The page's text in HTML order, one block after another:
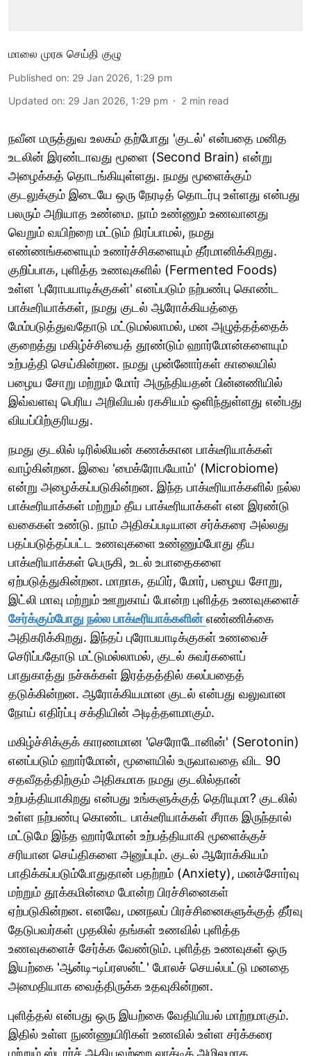
மாலை முரசு செய்தி குழு
Published on: 29 Jan 2026, 1:29 pm
Updated on: 29 Jan 2026, 1:29 pm 2 min read
நவீன மருத்துவ உலகம் தற்போது 'குடல்' என்பதை மனித
உடலின் இரண்டாவது மூளை (Second Brain) என்று
அழைக்கத் தொடங்கியுள்ளது. நமது மூளைக்கும்
குடலுக்கும் இடையே ஒரு நேரடித் தொடர்பு உள்ளது என்பது
பலரும் அறியாத உண்மை. நாம் உண்ணும் உணவானது
வெறும் வயிற்றை மட்டும் நிரப்பாமல், நமது
எண்ணங்களையும் உணர்ச்சிகளையும் தீர்மானிக்கிறது.
குறிப்பாக, புளித்த உணவுகளில் (Fermented Foods)
உள்ள 'புரோபயாடிக்குகள்' எனப்படும் நற்பண்பு கொண்ட
பாக்டீரியாக்கள், நமது குடல் ஆரோக்கியத்தை
மேம்படுத்துவதோடு மட்டுமல்லாமல், மன அழுத்தத்தைக்
குறைத்து மகிழ்ச்சியைத் தூண்டும் ஹார்மோன்களையும்
உற்பத்தி செய்கின்றன. நமது முன்னோர்கள் காலையில்
பழைய சோறு மற்றும் மோர் அருந்தியதன் பின்னணியில்
இவ்வளவு பெரிய அறிவியல் ரகசியம் ஒளிந்துள்ளது என்பது
வியப்பிற்குரியது.
நமது குடலில் டிரில்லியன் கணக்கான பாக்டீரியாக்கள்
வாழ்கின்றன. இவை 'மைக்ரோபயோம்' (Microbiome)
என்று அழைக்கப்படுகின்றன. இந்த பாக்டீரியாக்களில் நல்ல
பாக்டீரியாக்கள் மற்றும் தீய பாக்டீரியாக்கள் என இரண்டு
வகைகள் உண்டு. நாம் அதிகப்படியான சர்க்கரை அல்லது
பதப்படுத்தப்பட்ட உணவுகளை உண்ணும்போது தீய
பாக்டீரியாக்கள் பெருகி, உடல் உபாதைகளை
ஏற்படுத்துகின்றன. மாறாக, தயிர், மோர், பழைய சோறு,
இட்லி மாவு மற்றும் ஊறுகாய் போன்ற புளித்த உணவுகளைச்
சேர்க்கும்போது நல்ல பாக்டீரியாக்களின் எண்ணிக்கை
அதிகரிக்கிறது. இந்தப் புரோபயாடிக்குகள் உணவைச்
செரிப்பதோடு மட்டுமல்லாமல், குடல் சுவர்களைப்
பாதுகாத்து நச்சுக்கள் இரத்தத்தில் கலப்பதைத்
தடுக்கின்றன. ஆரோக்கியமான குடல் என்பது வலுவான
நோய் எதிர்ப்பு சக்தியின் அடித்தளமாகும்.
மகிழ்ச்சிக்குக் காரணமான 'செரோடோனின்' (Serotonin)
எனப்படும் ஹார்மோன், மூளையில் உருவாவதை விட 90
சதவீதத்திற்கும் அதிகமாக நமது குடலில்தான்
உற்பத்தியாகிறது என்பது உங்களுக்குத் தெரியுமா? குடலில்
உள்ள நற்பண்பு கொண்ட பாக்டீரியாக்கள் சீராக இருந்தால்
மட்டுமே இந்த ஹார்மோன் உற்பத்தியாகி மூளைக்குச்
சரியான செய்திகளை அனுப்பும். குடல் ஆரோக்கியம்
பாதிக்கப்படும்போதுதான் பதற்றம் (Anxiety), மனச்சோர்வு
மற்றும் தூக்கமின்மை போன்ற பிரச்சினைகள்
ஏற்படுகின்றன. எனவே, மனநலப் பிரச்சினைகளுக்குத் தீர்வு
தேடுபவர்கள் முதலில் தங்கள் உணவில் புளித்த
உணவுகளைச் சேர்க்க வேண்டும். புளித்த உணவுகள் ஒரு
இயற்கை 'ஆன்டி-டிப்ரஸன்ட்' போலச் செயல்பட்டு மனதை
அமைதியாக வைத்திருக்க உதவுகின்றன.
புளித்தல் என்பது ஒரு இயற்கை வேதியியல் மாற்றமாகும்.
இதில் உள்ள நுண்ணுயிரிகள் உணவில் உள்ள சர்க்கரை
மற்றும் ஸ்டார்ச் ஆகியவற்றை லாக்டிக் அமிலமாக